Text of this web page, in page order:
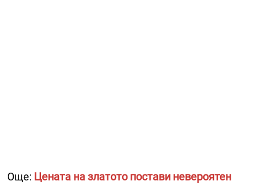
Още: Цената на златото постави невероятен